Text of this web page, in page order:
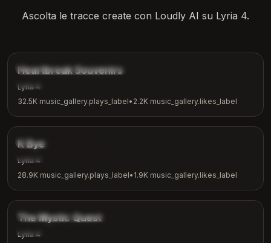
Ascolta le tracce create con Loudly AI su Lyria 4.
music_gallery.tags.ballad
Heartbreak Souvenirs
Lyria 4
32.5K music_gallery.plays_label• 2.2K music_gallery.likes_label
music_gallery.tags.indie
K Bye
Lyria 4
28.9K music_gallery.plays_label• 1.9K music_gallery.likes_label
music_gallery.tags.fantasy
The Mystic Quest
Lyria 4